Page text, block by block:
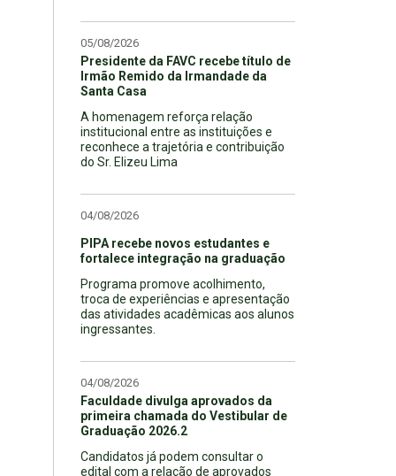
05/08/2026
Presidente da FAVC recebe título de
Irmão Remido da Irmandade da
Santa Casa
A homenagem reforça relação
institucional entre as instituições e
reconhece a trajetória e contribuição
do Sr. Elizeu Lima
04/08/2026
PIPA recebe novos estudantes e
fortalece integração na graduação
Programa promove acolhimento,
troca de experiências e apresentação
das atividades acadêmicas aos alunos
ingressantes.
04/08/2026
Faculdade divulga aprovados da
primeira chamada do Vestibular de
Graduação 2026.2
Candidatos já podem consultar o
edital com a relação de aprovados